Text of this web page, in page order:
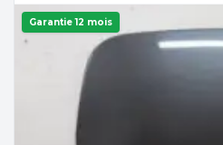
Garantie 12 mois